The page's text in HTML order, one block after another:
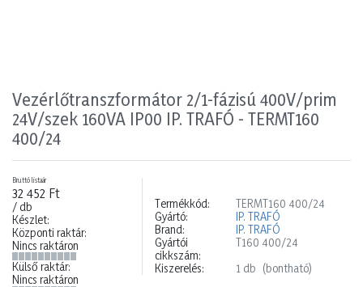
Vezérlőtranszformátor 2/1-fázisú 400V/prim
24V/szek 160VA IP00 IP. TRAFÓ - TERMT160
400/24
Bruttó listaár
32 452 Ft
/ db
Készlet:
Központi raktár:
Nincs raktáron
Külső raktár:
Nincs raktáron
Termékkód:
TERMT160 400/24
Gyártó:
IP. TRAFÓ
Brand:
IP. TRAFÓ
Gyártói
cikkszám:
T160 400/24
Kiszerelés:
1 db (bontható)